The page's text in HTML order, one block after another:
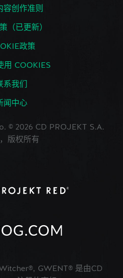
容创作准则
（已更新）
政策
用 COOKIES
系我们
闻中心
© 2026 CD PROJEKT S.A.
版权所有
GWENT® 是由CD